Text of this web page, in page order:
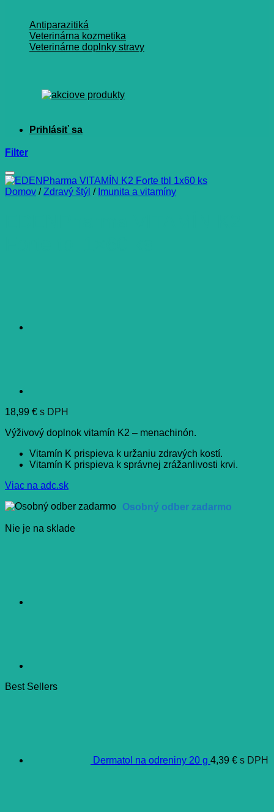
Antiparazitiká
Veterinárna kozmetika
Veterinárne doplnky stravy
Filter
Domov / Zdravý štýl / Imunita a vitamíny
18,99 € s DPH
Výživový doplnok vitamín K2 – menachinón.
Vitamín K prispieva k uržaniu zdravých kostí.
Vitamín K prispieva k správnej zrážanlivosti krvi.
Viac na adc.sk
Osobný odber zadarmo
Nie je na sklade
Best Sellers
Dermatol na odreniny 20 g 4,39 € s DPH